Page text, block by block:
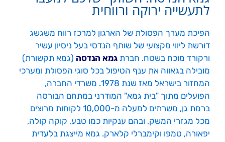
לתעשייה ירוקה ורווחית
הפיכת מערך הפסולת של הארגון למרכז רווח משגשג
דורשת ליווי מקצועי של שותף הנדסי בעל ניסיון עשיר
ורקורד מוכח בשטח. חברת גמא הנדסה (גמא תקשורת)
מובילה בגאווה את ענף הטיפול בכל סוגי הפסולת ומערכי
המחזור בישראל מאז שנת 1978. משרדי החברה,
הפועלים מתוך "בית גמא" המודרני במתחם הבורסה
ברמת גן, משרתים למעלה מ-10,000 לקוחות מרוצים
מכל מגזרי המשק, ובהם ענקיות כמו טבע, קוקה קולה,
יפאורה, טמפו וקימברלי קלארק. גמא מייצגת בלעדית